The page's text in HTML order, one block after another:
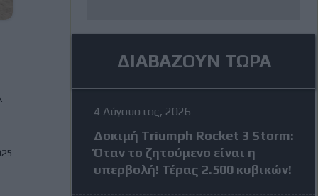
ΔΙΑΒΑΖΟΥΝ ΤΩΡΑ
4 Αύγουστος, 2026
Δοκιμή Triumph Rocket 3 Storm:
Όταν το ζητούμενο είναι η
υπερβολή! Τέρας 2.500 κυβικών!